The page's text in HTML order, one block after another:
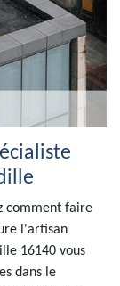
comment faire
l'artisan
16140 vous
dans le